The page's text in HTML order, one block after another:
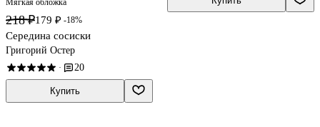
218 ₽179 ₽ -18%
Середина сосиски
Григорий Остер
· 20
Купить